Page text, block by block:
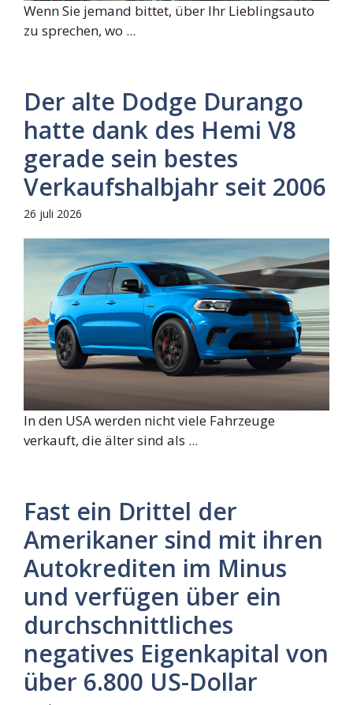
Wenn Sie jemand bittet, über Ihr Lieblingsauto
zu sprechen, wo ...
Der alte Dodge Durango
hatte dank des Hemi V8
gerade sein bestes
Verkaufshalbjahr seit 2006
26 juli 2026
In den USA werden nicht viele Fahrzeuge
verkauft, die älter sind als ...
Fast ein Drittel der
Amerikaner sind mit ihren
Autokrediten im Minus
und verfügen über ein
durchschnittliches
negatives Eigenkapital von
über 6.800 US-Dollar